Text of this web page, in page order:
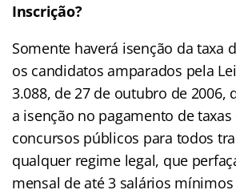
Inscrição?
Somente haverá isenção da taxa
os candidatos amparados pela
3.088, de 27 de outubro de 2006,
a isenção no pagamento de
concursos públicos para todos
qualquer regime legal, que
mensal de até 3 salários